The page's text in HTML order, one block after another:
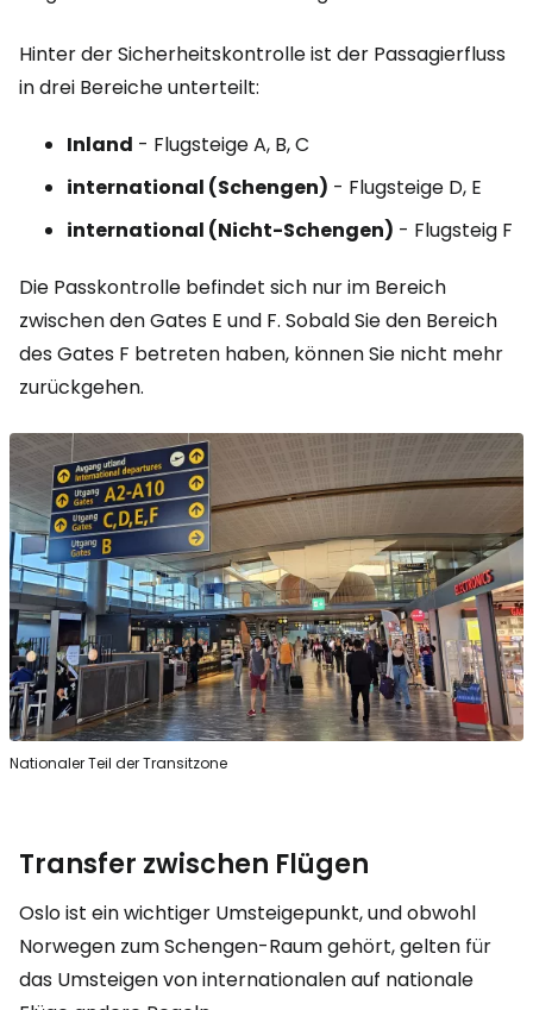
Hinter der Sicherheitskontrolle ist der Passagierfluss
in drei Bereiche unterteilt:
Inland - Flugsteige A, B, C
international (Schengen) - Flugsteige D, E
international (Nicht-Schengen) - Flugsteig F
Die Passkontrolle befindet sich nur im Bereich
zwischen den Gates E und F. Sobald Sie den Bereich
des Gates F betreten haben, können Sie nicht mehr
zurückgehen.
Nationaler Teil der Transitzone
Transfer zwischen Flügen
Oslo ist ein wichtiger Umsteigepunkt, und obwohl
Norwegen zum Schengen-Raum gehört, gelten für
das Umsteigen von internationalen auf nationale